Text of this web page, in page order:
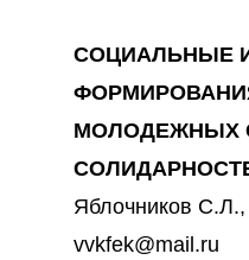
СОЦИАЛЬНЫЕ
МОЛОДЕЖНЫХ
Яблочников
vvkfek@mail.ru